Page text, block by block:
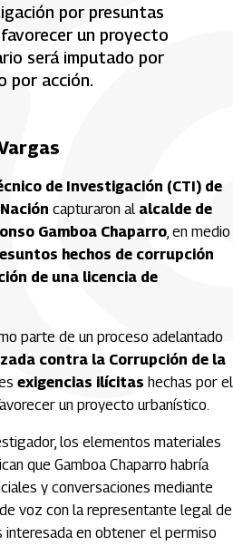
por presuntas
un proyecto
será imputado por
por acción.
de Investigación (CTI) de
capturaron al alcalde de
Gamboa Chaparro, en medio
hechos de corrupción
de una licencia de
parte de un proceso adelantado
contra la Corrupción de la
exigencias ilícitas hechas por el
un proyecto urbanístico.
los elementos materiales
que Gamboa Chaparro habría
y conversaciones mediante
voz con la representante legal de
interesada en obtener el permiso